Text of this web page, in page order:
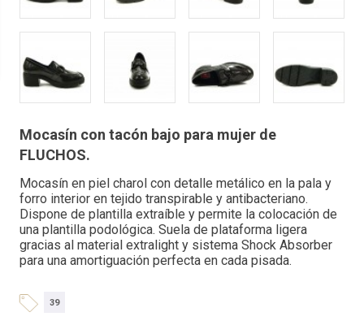
Mocasín con tacón bajo para mujer de
FLUCHOS.
Mocasín en piel charol con detalle metálico en la pala y
forro interior en tejido transpirable y antibacteriano.
Dispone de plantilla extraíble y permite la colocación de
una plantilla podológica. Suela de plataforma ligera
gracias al material extralight y sistema Shock Absorber
para una amortiguación perfecta en cada pisada.
39